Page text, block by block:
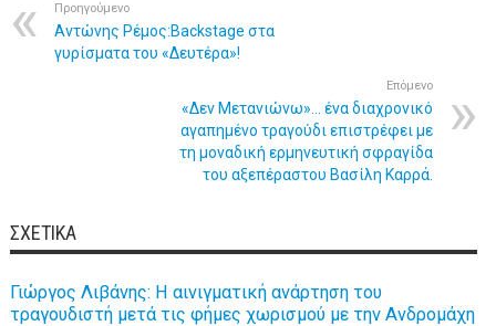
Προηγούμενο
Αντώνης Ρέμος:Βackstage στα
γυρίσματα του «Δευτέρα»!
Επόμενο
«Δεν Μετανιώνω»… ένα διαχρονικό
αγαπημένο τραγούδι επιστρέφει με
τη μοναδική ερμηνευτική σφραγίδα
του αξεπέραστου Βασίλη Καρρά.
ΣΧΕΤΙΚΆ
Γιώργος Λιβάνης: Η αινιγματική ανάρτηση του
τραγουδιστή μετά τις φήμες χωρισμού με την Ανδρομάχη